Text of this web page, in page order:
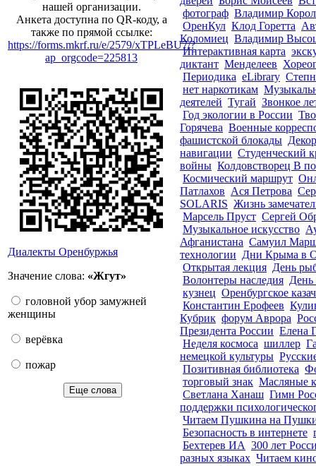
нашей организации.
Анкета доступна по QR-коду, а
также по прямой ссылке:
https://forms.mkrf.ru/e/2579/xTPLeBU7/?
ap_orgcode=225813
Диалекты Оренбуржья
Значение слова: «Жгут»
головной убор замужней
женщины
верёвка
пожар
Еще слова
фотограф Владимир
ОренКул Клод Горетта
Коломиец Владимир
Интерактивная карта
диктант Менделеев
Периодика еLibrary
нет наркотикам
деятелей Тугай Звонкое
Год экологии в России
Горячева Военные
фашистской блокады
навигации Студенческий
войны Колдовстворец В
Космический маршрут
Патлахов Ася Петрова
SOLARIS Жизнь
Марсель Пруст Сергей
Музыкальное искусство
Афганистана Самуил
технологии Дни Крыма в
Открытая лекция День
Волонтеры наследия День
кузнец Оренбургское
Константин Ерофеев
Кубрик форум Аврора
Президента России Елена
Неделя космоса шиллер
немецкой культуры
Позитивная библиотека
торговый знак Масляные
Светлана Ханаш Гимн
поддержки
Читаем Пушкина на
Безопасность в интернете
Бехтерев ИА 300 лет
разных языках Читаем